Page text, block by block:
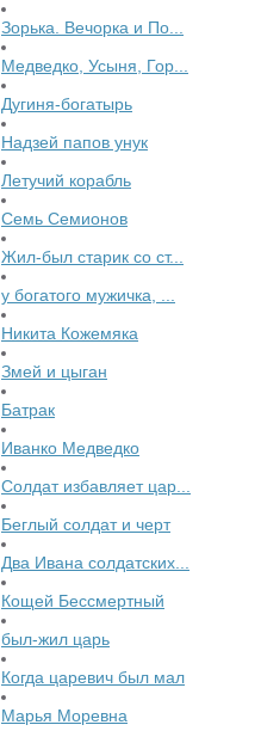
Зорька. Вечорка и По...
Медведко, Усыня, Гор...
Дугиня-богатырь
Надзей папов унук
Летучий корабль
Семь Семионов
Жил-был старик со ст...
у богатого мужичка, ...
Никита Кожемяка
Змей и цыган
Батрак
Иванко Медведко
Солдат избавляет цар...
Беглый солдат и черт
Два Ивана солдатских...
Кощей Бессмертный
был-жил царь
Когда царевич был мал
Марья Моревна